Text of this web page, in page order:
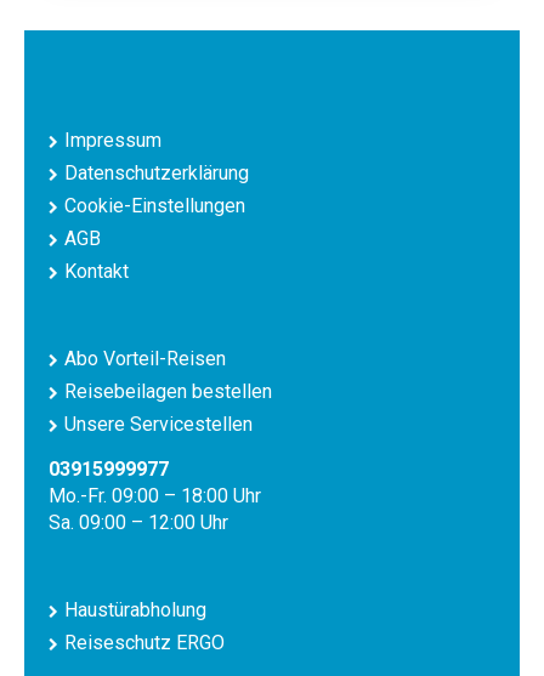
Impressum
Datenschutzerklärung
Cookie-Einstellungen
AGB
Kontakt
Abo Vorteil-Reisen
Reisebeilagen bestellen
Unsere Servicestellen
03915999977
Mo.-Fr. 09:00 – 18:00 Uhr
Sa. 09:00 – 12:00 Uhr
Haustürabholung
Reiseschutz ERGO